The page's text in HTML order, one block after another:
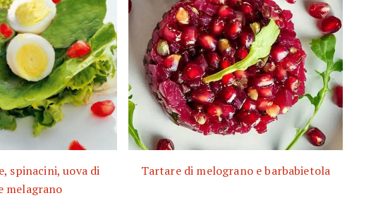
spinacini, uova di
melagrano
Tartare di melograno e barbabietola